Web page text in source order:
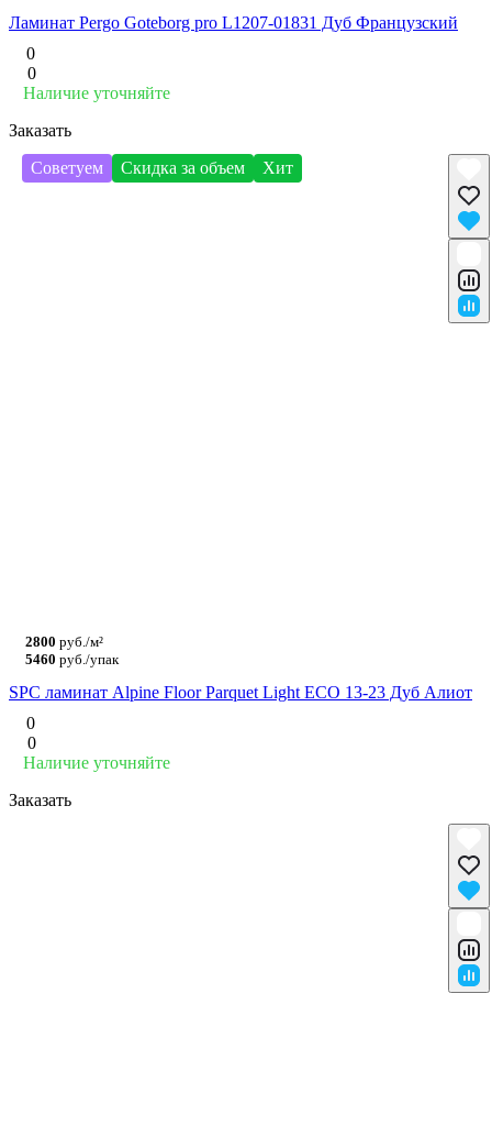
Ламинат Pergo Goteborg pro L1207-01831 Дуб Французский
0
0
Наличие уточняйте
Заказать
Советуем
Скидка за объем Хит
2800 руб./м²
5460 руб./упак
SPC ламинат Alpine Floor Parquet Light ЕСО 13-23 Дуб Алиот
0
0
Наличие уточняйте
Заказать